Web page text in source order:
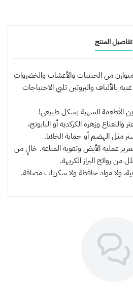
تفاصيل المنتج
من الحبيبات والأعشاب والخضروات
بالألياف والبروتين تلبي الاحتياجات
وزهرة الكركديه أو البابونج،
مثل الهضم أو حماية الخلايا.
عملية الأيض وتقوية المناعة. خالٍ من
من روائح البراز الكريهة.
ولا مواد حافظة ولا سكريات مضافة.